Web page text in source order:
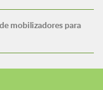
mobilizadores para